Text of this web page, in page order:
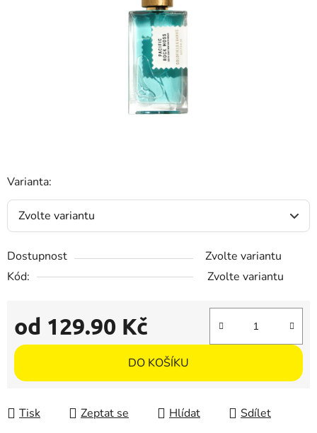
Varianta:
Dostupnost
Zvolte variantu
Kód:
Zvolte variantu
od 129.90 Kč
Měrná cena:
DO KOŠÍKU
Tisk Zeptat se Hlídat Sdílet